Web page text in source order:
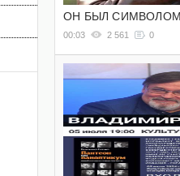
ОН БЫЛ
00:03 2 561 0